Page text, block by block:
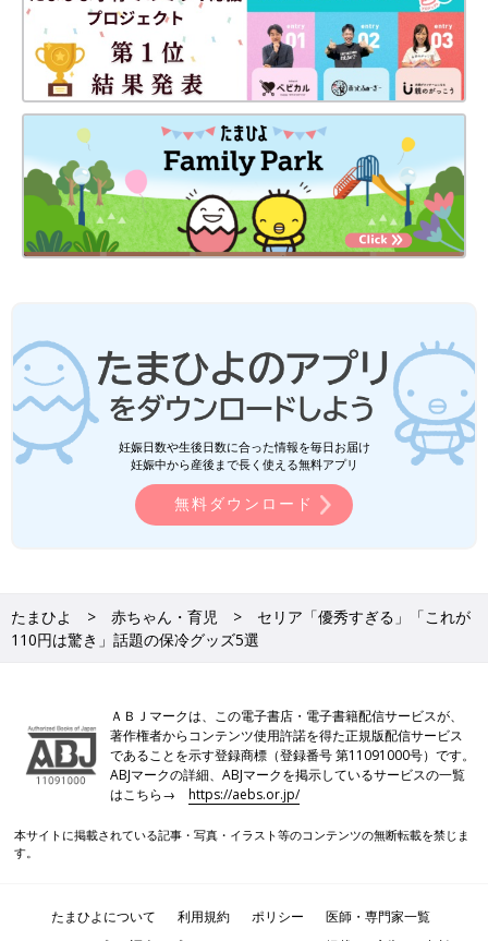
出典：Instagramアカウント「ichika_mama_kosodate」
ichika_mama_kosodateさんが「これは便利すぎる」と絶賛する
のは、セリアで購入した「缶ドリンクカバー」。飲み物の保冷に
使えるアイテムで、缶はもちろん、子どものマグにもぴったりの
大きさなのだとか。コンパクトにたためるようなので、持ち運び
しやすいのも魅力的ですね◎
無印良品etc.「コスパ最強」「無理なく
続けられる」梅雨入り前に！今買うべき
湿気対策グッズ5選
梅雨や湿気の多い季節、気になるのがカビやニ
オイ対策。除湿機やエアコンだけでなく、手軽
れるだけで使える便利グッズをご紹介。ぜひ参
考にしてみてくださいね♪
3COINS、セリア、無印良品…「神アイ
テム発見」「コスパ高すぎ」超優秀！急
な雨対策グッズ4選
今回は、外出中の急な雨対策グッズをご紹介！
機能性に優れたレインポンチョのほか、靴やバ
ッグがぬれにくくなる防水スプレーなど、超優
秀なものばかりです。実際に使っている人の満
足度も高そうなので、ぜひチェックしてみてく
ださいね♪
今回は、セリアでゲットできる保冷グッズをご紹介しました。い
ろいろな種類がそろっていて、どれも便利そうでしたよね！すで
に品薄のアイテムもあるようなので、気になるものがあれば早め
●記事内の価格はすべて税込み、2026年5月時点のものです。
●記事内容でご紹介している投稿、リンク先は削除される場合が
妊娠日数や生後日数に合った情報を毎日お届け
妊娠中から産後まで長く使える無料アプリ
無料ダウンロード
たまひよ 赤ちゃん・育児
セリア「優秀すぎる」「これが
110円は驚き」話題の保冷グッズ5選
ＡＢＪマークは、この電子書店・電子書籍配信サービスが、
著作権者からコンテンツ使用許諾を得た正規版配信サービス
であることを示す登録商標（登録番号 第11091000号）です。
ABJマークの詳細、ABJマークを掲示しているサービスの一覧
はこちら→https://aebs.or.jp/
本サイトに掲載されている記事・写真・イラスト等のコンテンツの無断転載を禁じま
す。
たまひよについて 利用規約 ポリシー
医師・専門家一覧